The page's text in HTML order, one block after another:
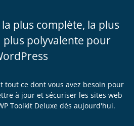
plus complète, la plus
plus polyvalente pour
tout ce dont vous avez besoin pour
à jour et sécuriser les sites web
Toolkit Deluxe dès aujourd'hui.